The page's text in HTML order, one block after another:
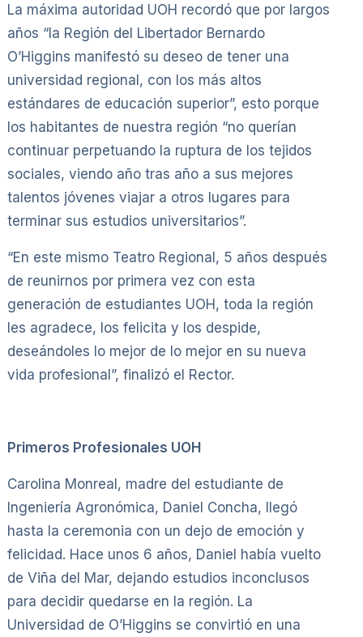
La máxima autoridad UOH recordó que por largos
años “la Región del Libertador Bernardo
O’Higgins manifestó su deseo de tener una
universidad regional, con los más altos
estándares de educación superior”, esto porque
los habitantes de nuestra región “no querían
continuar perpetuando la ruptura de los tejidos
sociales, viendo año tras año a sus mejores
talentos jóvenes viajar a otros lugares para
terminar sus estudios universitarios”.
“En este mismo Teatro Regional, 5 años después
de reunirnos por primera vez con esta
generación de estudiantes UOH, toda la región
les agradece, los felicita y los despide,
deseándoles lo mejor de lo mejor en su nueva
vida profesional”, finalizó el Rector.
Primeros Profesionales UOH
Carolina Monreal, madre del estudiante de
Ingeniería Agronómica, Daniel Concha, llegó
hasta la ceremonia con un dejo de emoción y
felicidad. Hace unos 6 años, Daniel había vuelto
de Viña del Mar, dejando estudios inconclusos
para decidir quedarse en la región. La
Universidad de O’Higgins se convirtió en una